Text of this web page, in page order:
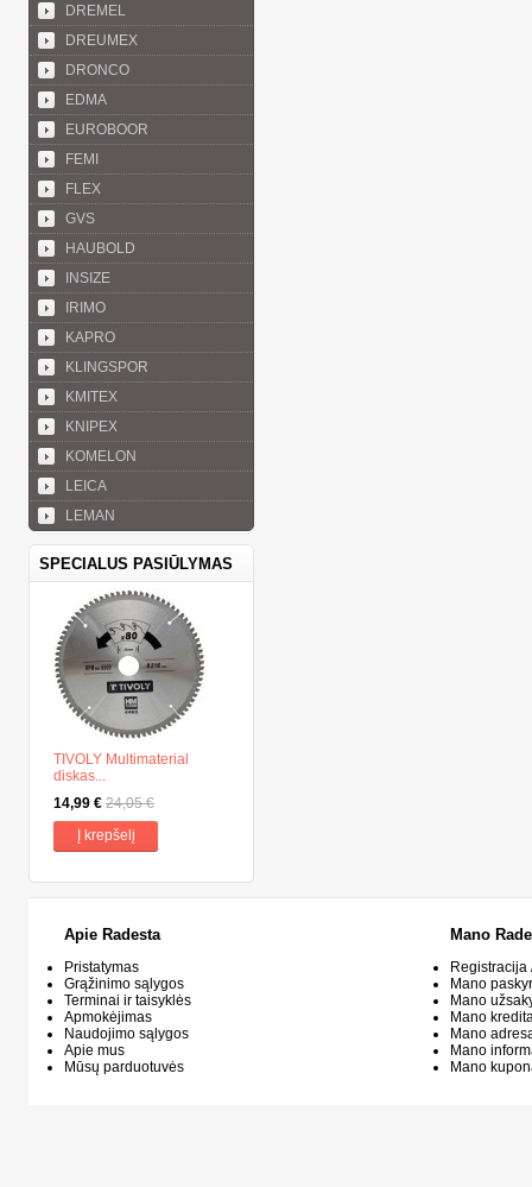
DREMEL
DREUMEX
DRONCO
EDMA
EUROBOOR
FEMI
FLEX
GVS
HAUBOLD
INSIZE
IRIMO
KAPRO
KLINGSPOR
KMITEX
KNIPEX
KOMELON
LEICA
LEMAN
SPECIALUS PASIŪLYMAS
TIVOLY Multimaterial
diskas...
14,99 € 24,05 €
Į krepšelį
Apie Radesta
Pristatymas
Grąžinimo sąlygos
Terminai ir taisyklės
Apmokėjimas
Naudojimo sąlygos
Apie mus
Mūsų parduotuvės
Mano
Mano
Mano
Mano
Mano
Mano
Mano